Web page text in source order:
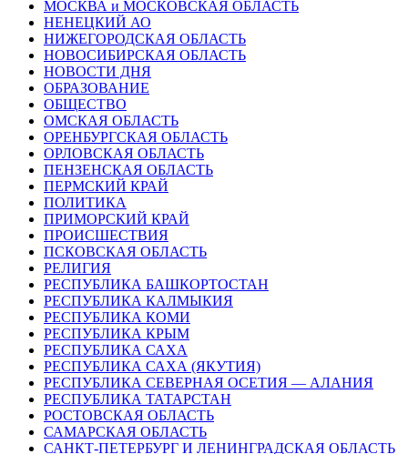
МОСКВА и МОСКОВСКАЯ ОБЛАСТЬ
НЕНЕЦКИЙ АО
НИЖЕГОРОДСКАЯ ОБЛАСТЬ
НОВОСИБИРСКАЯ ОБЛАСТЬ
НОВОСТИ ДНЯ
ОБРАЗОВАНИЕ
ОБЩЕСТВО
ОМСКАЯ ОБЛАСТЬ
ОРЕНБУРГСКАЯ ОБЛАСТЬ
ОРЛОВСКАЯ ОБЛАСТЬ
ПЕНЗЕНСКАЯ ОБЛАСТЬ
ПЕРМСКИЙ КРАЙ
ПОЛИТИКА
ПРИМОРСКИЙ КРАЙ
ПРОИСШЕСТВИЯ
ПСКОВСКАЯ ОБЛАСТЬ
РЕЛИГИЯ
РЕСПУБЛИКА БАШКОРТОСТАН
РЕСПУБЛИКА КАЛМЫКИЯ
РЕСПУБЛИКА КОМИ
РЕСПУБЛИКА КРЫМ
РЕСПУБЛИКА САХА
РЕСПУБЛИКА САХА (ЯКУТИЯ)
РЕСПУБЛИКА СЕВЕРНАЯ ОСЕТИЯ — АЛАНИЯ
РЕСПУБЛИКА ТАТАРСТАН
РОСТОВСКАЯ ОБЛАСТЬ
САМАРСКАЯ ОБЛАСТЬ
САНКТ-ПЕТЕРБУРГ И ЛЕНИНГРАДСКАЯ ОБЛАСТЬ